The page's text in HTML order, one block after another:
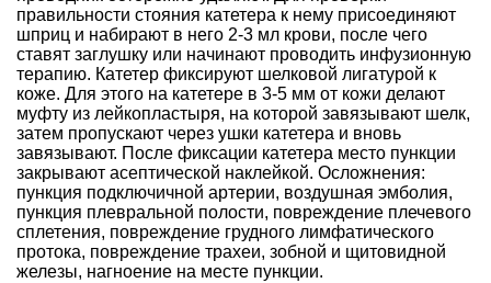
правильности стояния катетера к нему присоединяют
шприц и набирают в него 2-3 мл крови, после чего
ставят заглушку или начинают проводить инфузионную
терапию. Катетер фиксируют шелковой лигатурой к
коже. Для этого на катетере в 3-5 мм от кожи делают
муфту из лейкопластыря, на которой завязывают шелк,
затем пропускают через ушки катетера и вновь
завязывают. После фиксации катетера место пункции
закрывают асептической наклейкой. Осложнения:
пункция подключичной артерии, воздушная эмболия,
пункция плевральной полости, повреждение плечевого
сплетения, повреждение грудного лимфатического
протока, повреждение трахеи, зобной и щитовидной
железы, нагноение на месте пункции.